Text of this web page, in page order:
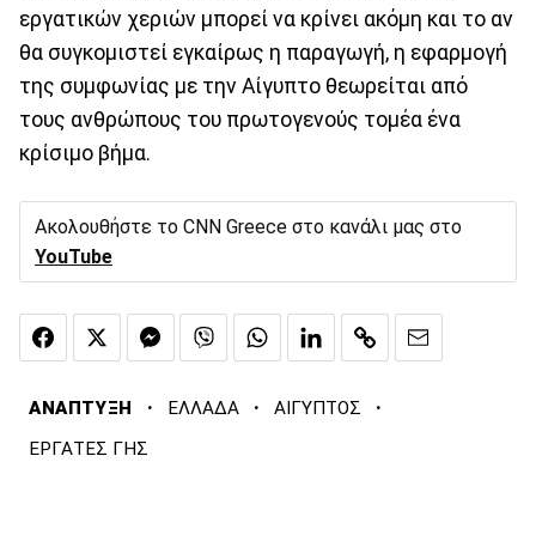
εργατικών χεριών μπορεί να κρίνει ακόμη και το αν
θα συγκομιστεί εγκαίρως η παραγωγή, η εφαρμογή
της συμφωνίας με την Αίγυπτο θεωρείται από
τους ανθρώπους του πρωτογενούς τομέα ένα
κρίσιμο βήμα.
Ακολουθήστε το CNN Greece στο κανάλι μας στο
YouTube
ΑΝΑΠΤΥΞΗ · ΕΛΛΑΔΑ · ΑΙΓΥΠΤΟΣ ·
ΕΡΓΑΤΕΣ ΓΗΣ